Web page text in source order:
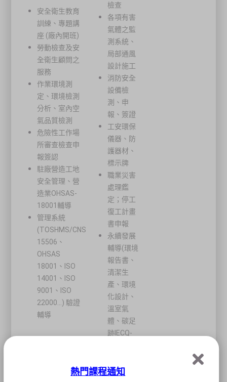
安全衛生教育
訓練、專題講
座 (廠內開班)
勞動檢查及安
全衛生顧問之
服務
作業環境測
定、環境檢測
分析、室內空
氣品質檢測
危險性工作場
所審查檢查申
報簽認
駐廠營造工地
安全管理、營
造業OHSAS-
18001輔導
管理系統
(TOSHMS/CNS
15506、
OHSAS
18001、ISO
14001、ISO
9001、ISO
22000...) 驗證
輔導
檢查
各項有害
氣體之監
測系統、
局部通風
設計施工
消防安全
設備檢
測、申
報、簽證
工安環保
儀器、防
護器材、
標示牌
職業災害
處理鑑
定；停工
復工計畫
書申報
永續發展
輔導(環境
報告書、
清潔生
產、環境
化設計、
溫室氣
體、碳足
跡IECQ-
EuP)
熱門課程通知